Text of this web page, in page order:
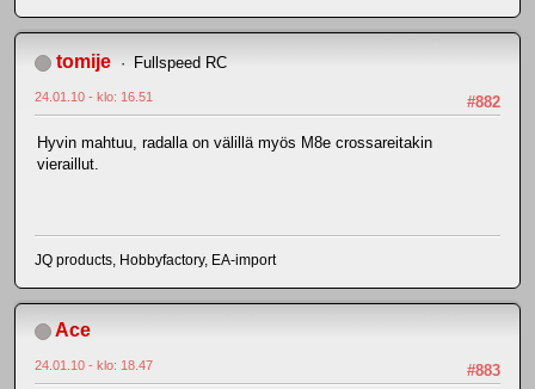
tomije Fullspeed RC
#882
24.01.10 - klo: 16.51
Hyvin mahtuu, radalla on välillä myös M8e crossareitakin
vieraillut.
JQ products, Hobbyfactory, EA-import
Ace
#883
24.01.10 - klo: 18.47